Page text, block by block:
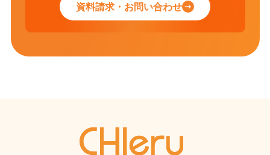
資料請求・お問い合わせ